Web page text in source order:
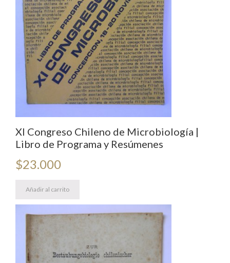
XI Congreso Chileno de Microbiología |
Libro de Programa y Resúmenes
$23.000
Añadir al carrito